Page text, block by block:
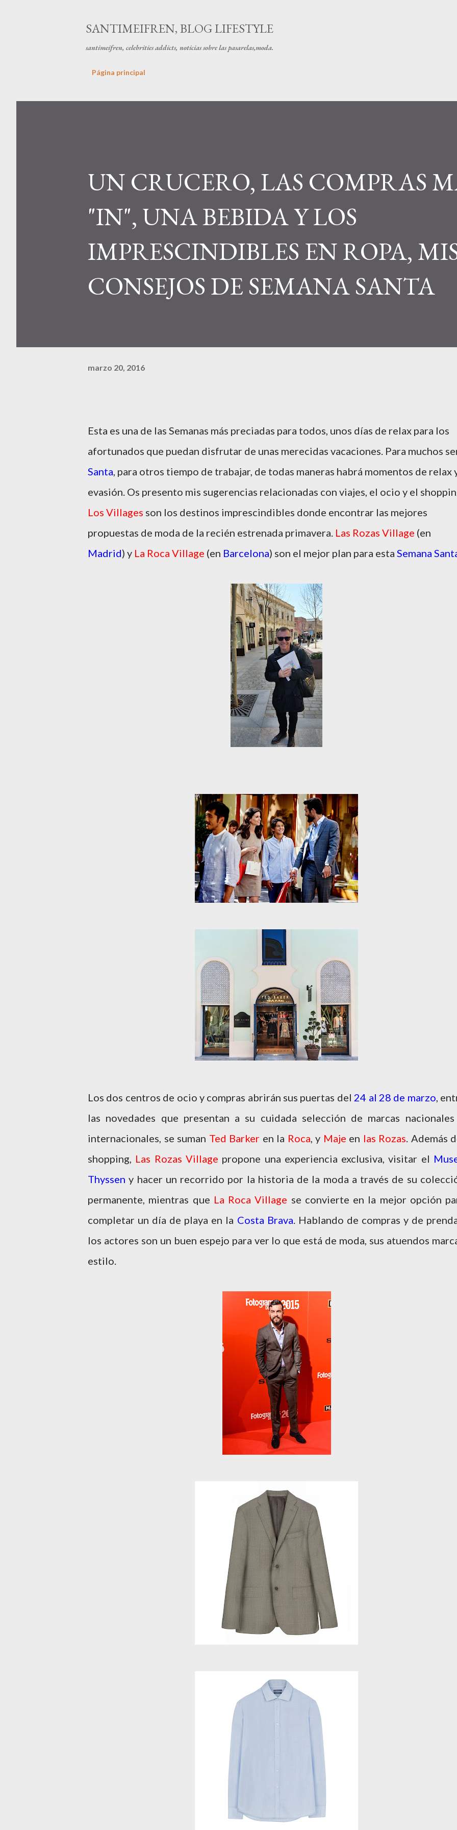
SANTIMEIFREN, BLOG LIFESTYLE
santimeifren, celebrities addicts, noticias sobre las pasarelas,moda.
Página principal
UN CRUCERO, LAS COMPRAS
"IN", UNA BEBIDA Y LOS
IMPRESCINDIBLES EN ROPA,
CONSEJOS DE SEMANA SANTA
marzo 20, 2016
Esta es una de las Semanas más preciadas para todos, unos días de relax para los
afortunados que puedan disfrutar de unas merecidas vacaciones. Para muchos
Santa, para otros tiempo de trabajar, de todas maneras habrá momentos de relax
evasión. Os presento mis sugerencias relacionadas con viajes, el ocio y el
Los Villages son los destinos imprescindibles donde encontrar las mejores
propuestas de moda de la recién estrenada primavera. Las Rozas Village (en
Madrid) y La Roca Village (en Barcelona) son el mejor plan para esta Semana
Los dos centros de ocio y compras abrirán sus puertas del 24 al 28 de marzo,
las novedades que presentan a su cuidada selección de marcas
internacionales, se suman Ted Barker en la Roca, y Maje en las Rozas. Además
shopping, Las Rozas Village propone una experiencia exclusiva, visitar el
Thysseny hacer un recorrido por la historia de la moda a través de su
permanente, mientras que La Roca Village se convierte en la mejor opción
completar un día de playa en la Costa Brava. Hablando de compras y de
los actores son un buen espejo para ver lo que está de moda, sus atuendos
estilo.